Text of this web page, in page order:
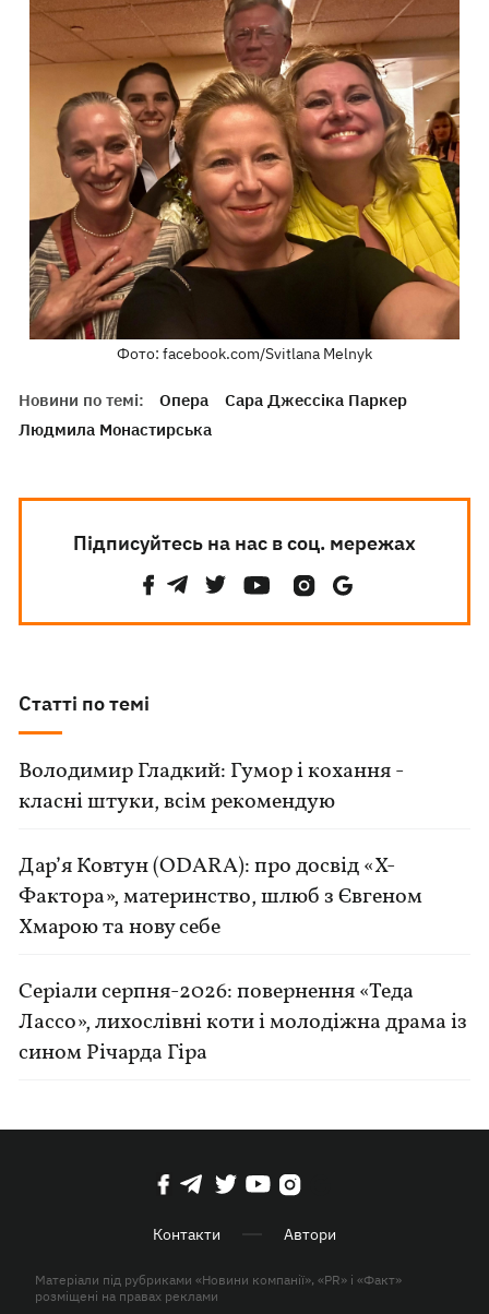
Фото: facebook.com/Svitlana Melnyk
Новини по темі: Опера
Сара Джессіка Паркер
Людмила Монастирська
Підписуйтесь на нас в соц. мережах
Статті по темі
Володимир Гладкий: Гумор і кохання -
класні штуки, всім рекомендую
Дар’я Ковтун (ODARA): про досвід «Х-
Фактора», материнство, шлюб з Євгеном
Хмарою та нову себе
Серіали серпня-2026: повернення «Теда
Лассо», лихослівні коти і молодіжна драма із
сином Річарда Гіра
Контакти Автори
Матеріали під рубриками «Новини компанії», «PR» і «Факт»
розміщені на правах реклами